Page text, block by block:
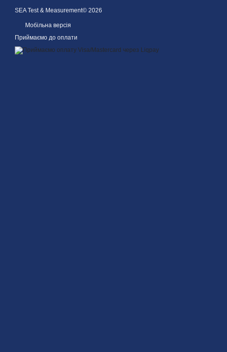
SEA Test & Measurement© 2026
Мобільна версія
Приймаємо до оплати